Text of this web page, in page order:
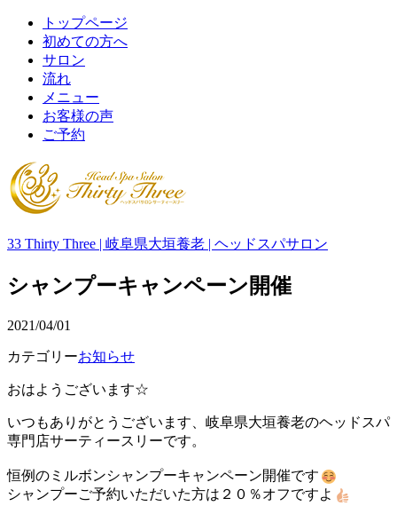
トップページ
初めての方へ
サロン
流れ
メニュー
お客様の声
ご予約
33 Thirty Three | 岐阜県大垣養老 | ヘッドスパサロン
シャンプーキャンペーン開催
2021/04/01
カテゴリーお知らせ
おはようございます☆
いつもありがとうございます、岐阜県大垣養老のヘッドスパ
専門店サーティースリーです。
恒例のミルボンシャンプーキャンペーン開催です
シャンプーご予約いただいた方は２０％オフですよ